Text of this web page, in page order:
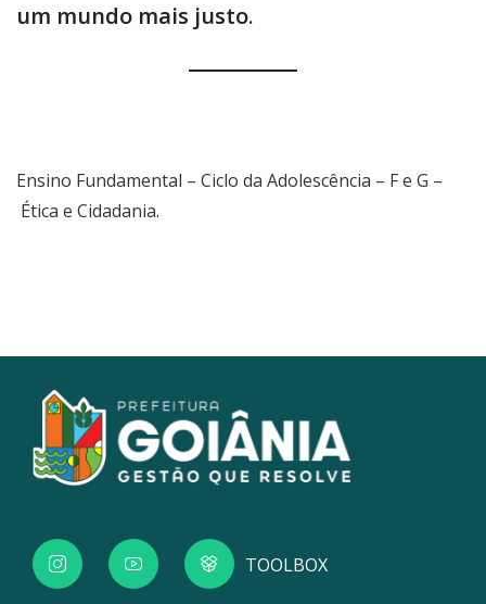
um mundo mais justo.
Ensino Fundamental – Ciclo da Adolescência – F e G –
Ética e Cidadania.
TOOLBOX